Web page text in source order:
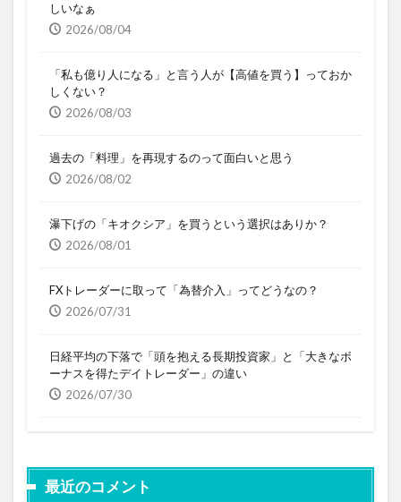
しいなぁ
2026/08/04
「私も億り人になる」と言う人が【高値を買う】っておか
しくない？
2026/08/03
過去の「料理」を再現するのって面白いと思う
2026/08/02
瀑下げの「キオクシア」を買うという選択はありか？
2026/08/01
FXトレーダーに取って「為替介入」ってどうなの？
2026/07/31
日経平均の下落で「頭を抱える長期投資家」と「大きなボ
ーナスを得たデイトレーダー」の違い
2026/07/30
最近のコメント